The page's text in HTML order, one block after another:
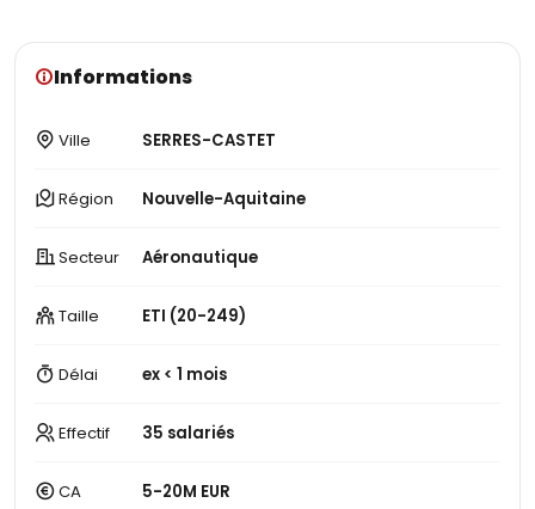
Informations
Ville SERRES-CASTET
Région Nouvelle-Aquitaine
Secteur Aéronautique
Taille ETI (20-249)
Délai ex < 1 mois
Effectif 35 salariés
CA 5-20M EUR